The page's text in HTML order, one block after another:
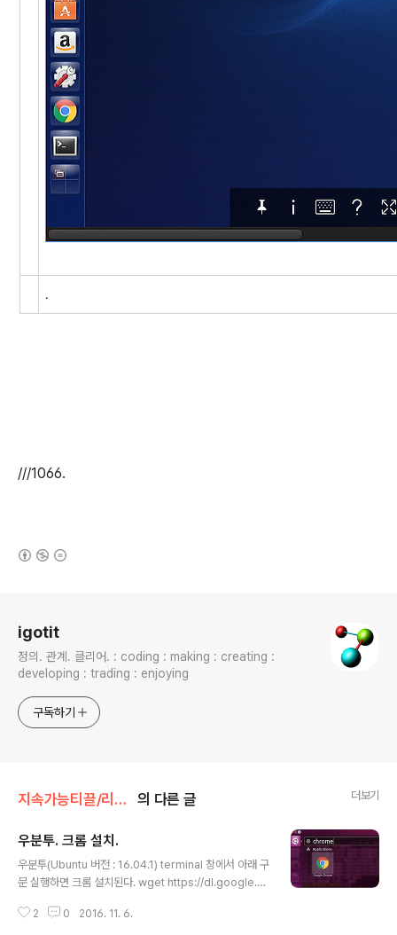
.
///1066.
igotit
정의. 관계. 클리어. : coding : making : creating :
developing : trading : enjoying
구독하기
지속가능티끌/리눅스.우분투. 의 다른 글 더보기
우분투. 크롬 설치.
우분투(Ubuntu 버전 : 16.04.1) terminal 창에서 아래 구
문 실행하면 크롬 설치된다. wget https://dl.google.c
_amd64.deb sudo dpkg -i google-chrome-stab
2 0 2016. 11. 6.